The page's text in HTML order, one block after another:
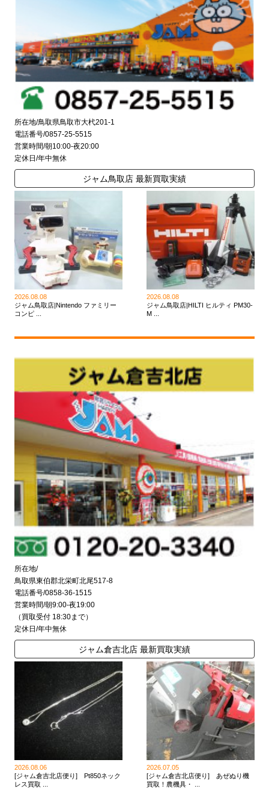
所在地/鳥取県鳥取市大杙201-1
電話番号/0857-25-5515
営業時間/朝10:00-夜20:00
定休日/年中無休
ジャム鳥取店 最新買取実績
2026.08.08
ジャム鳥取店|Nintendo ファミリー
コンピ ...
2026.08.08
ジャム鳥取店|HILTI ヒルティ PM30-
M ...
所在地/
鳥取県東伯郡北栄町北尾517-8
電話番号/0858-36-1515
営業時間/朝9:00-夜19:00
（買取受付 18:30まで）
定休日/年中無休
ジャム倉吉北店 最新買取実績
2026.08.06
[ジャム倉吉北店便り] Pt850ネック
レス買取 ...
2026.07.05
[ジャム倉吉北店便り] あぜぬり機
買取！農機具・ ...